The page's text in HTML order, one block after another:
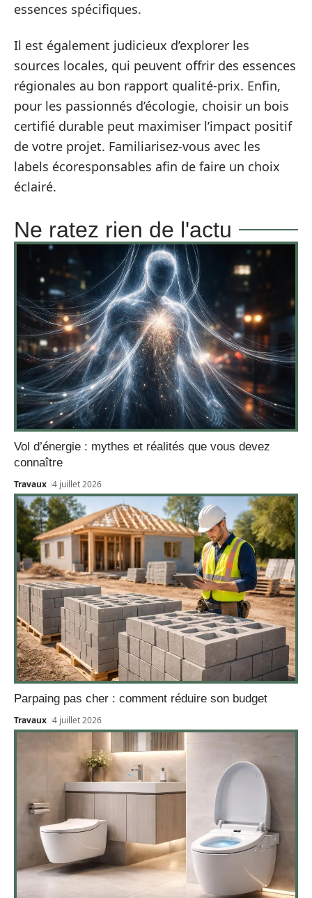
essences spécifiques.
Il est également judicieux d’explorer les
sources locales, qui peuvent offrir des essences
régionales au bon rapport qualité-prix. Enfin,
pour les passionnés d’écologie, choisir un bois
certifié durable peut maximiser l’impact positif
de votre projet. Familiarisez-vous avec les
labels écoresponsables afin de faire un choix
éclairé.
Ne ratez rien de l'actu
Vol d’énergie : mythes et réalités que vous devez
connaître
Travaux 4 juillet 2026
Parpaing pas cher : comment réduire son budget
Travaux 4 juillet 2026